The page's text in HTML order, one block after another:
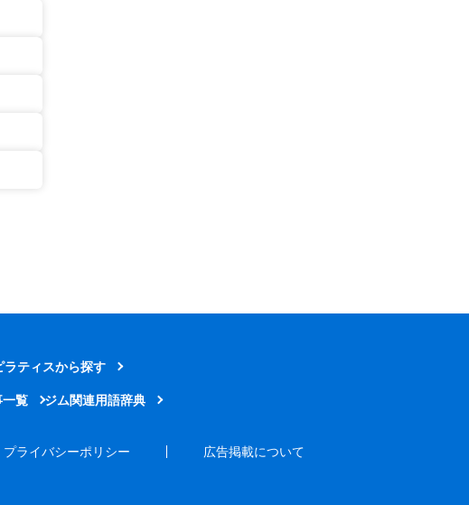
ラティスから探す
覧 ジム関連用語辞典
プライバシーポリシー 広告掲載について